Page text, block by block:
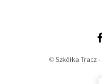
© Szkółka Tracz